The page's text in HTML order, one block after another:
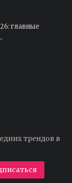
главные
трендов в